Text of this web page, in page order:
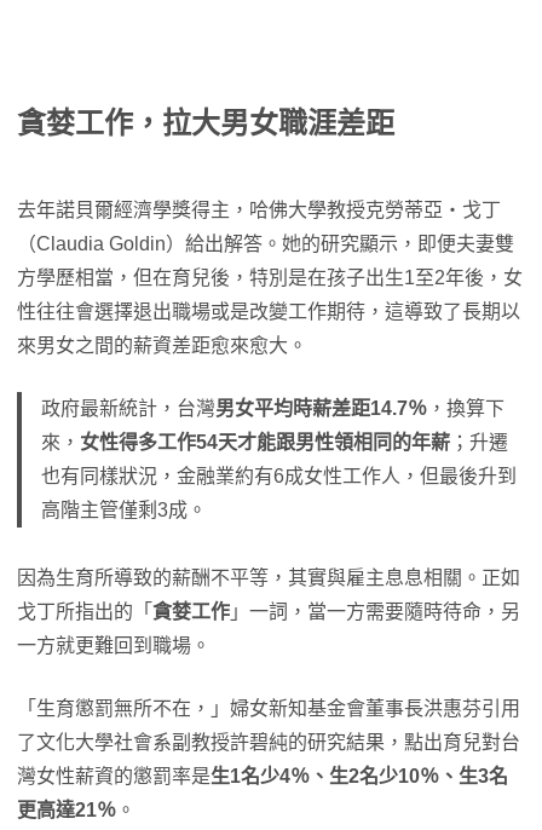
貪婪工作，拉大男女職涯差距
去年諾貝爾經濟學獎得主，哈佛大學教授克勞蒂亞・戈丁
（Claudia Goldin）給出解答。她的研究顯示，即便夫妻雙
方學歷相當，但在育兒後，特別是在孩子出生1至2年後，女
性往往會選擇退出職場或是改變工作期待，這導致了長期以
來男女之間的薪資差距愈來愈大。
政府最新統計，台灣男女平均時薪差距14.7％ ，換算下
來， 女性得多工作54天才能跟男性領相同的年薪 ；升遷
也有同樣狀況，金融業約有6成女性工作人，但最後升到
高階主管僅剩3成。
因為生育所導致的薪酬不平等，其實與雇主息息相關。正如
戈丁所指出的「 貪婪工作 」一詞，當一方需要隨時待命，另
一方就更難回到職場。
「生育懲罰無所不在，」婦女新知基金會董事長洪惠芬引用
了文化大學社會系副教授許碧純的研究結果，點出育兒對台
灣女性薪資的懲罰率是生1名少4％、生2名少10％、生3名
更高達21％ 。